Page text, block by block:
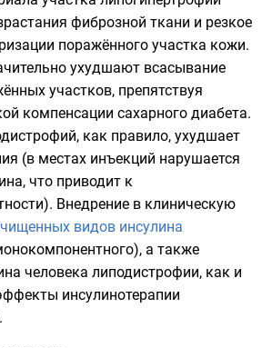
фиброзной ткани и резкое
поражённого участка кожи.
ухудшают всасывание
участков, препятствуя
компенсации сахарного диабета.
как правило, ухудшает
(в местах инъекций нарушается
что приводит к
Внедрение в клиническую
видов инсулина
а также
человека липодистрофии, как и
инсулинотерапии